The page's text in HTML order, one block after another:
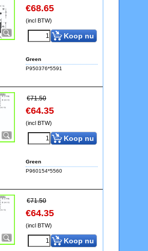
€68.65
(incl BTW)
Koop nu
Green
P950376*5591
€71.50
€64.35
(incl BTW)
Koop nu
Green
P960154*5560
€71.50
€64.35
(incl BTW)
Koop nu